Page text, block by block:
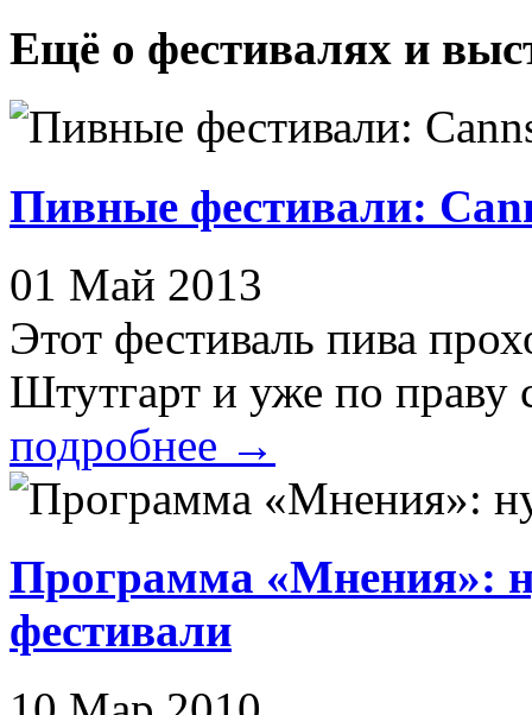
Ещё о фестивалях и
Пивные фестивали:
01 Май 2013
Этот фестиваль пива
Штутгарт и уже по праву
подробнее →
Программа «Мнения»:
фестивали